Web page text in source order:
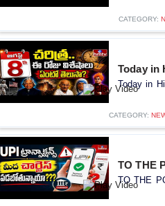
CATEGORY:
Today in
Today in
CATEGORY:
TO THE
TO THE